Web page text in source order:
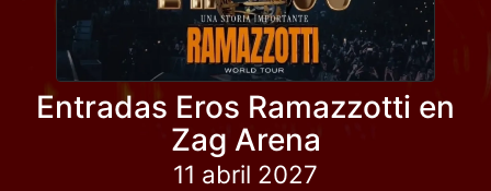
Entradas Eros Ramazzotti en
Zag Arena
11 abril 2027